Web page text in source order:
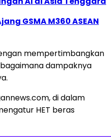
GSMA M360 ASEAN
mempertimbangkan
dampaknya
di dalam
HET beras